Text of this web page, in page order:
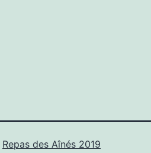
Repas des Aînés 2019